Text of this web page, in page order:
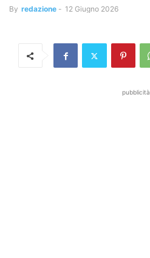
By redazione - 12 Giugno 2026
pubblicità